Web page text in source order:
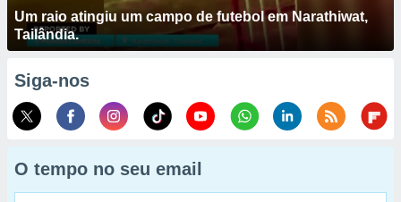
Um raio atingiu um campo de futebol em Narathiwat,
Tailândia.
Siga-nos
O tempo no seu email